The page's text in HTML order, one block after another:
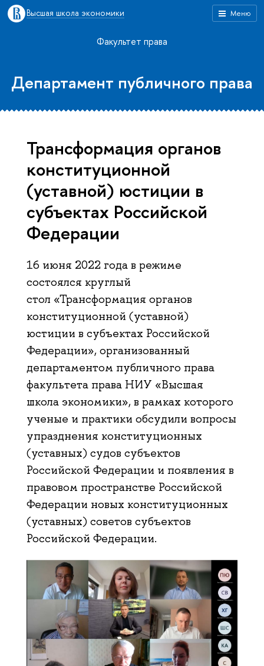
Меню
Высшая школа экономики
Факультет права
Департамент публичного права
Трансформация органов
конституционной
(уставной) юстиции в
субъектах Российской
Федерации
16 июня 2022 года в режиме
состоялся круглый
стол «Трансформация органов
конституционной (уставной)
юстиции в субъектах Российской
Федерации», организованный
департаментом публичного права
факультета права НИУ «Высшая
школа экономики», в рамках которого
ученые и практики обсудили вопросы
упразднения конституционных
(уставных) судов субъектов
Российской Федерации и появления в
правовом пространстве Российской
Федерации новых конституционных
(уставных) советов субъектов
Российской Федерации.